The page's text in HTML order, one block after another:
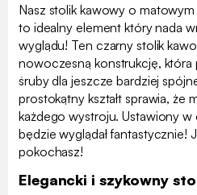
Nasz stolik kawowy o
to idealny element który nada
wyglądu! Ten czarny stolik
nowoczesną konstrukcję,
śruby dla jeszcze bardziej
prostokątny kształt sprawia, że
każdego wystroju. Ustawiony
będzie wyglądał fantastycznie!
pokochasz!
Elegancki i szykowny